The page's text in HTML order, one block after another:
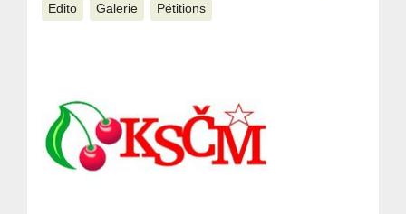
Edito Galerie Pétitions